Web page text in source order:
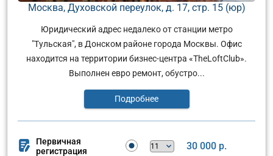
Москва, Духовской переулок, д. 17, стр. 15 (юр)
Юридический адрес недалеко от станции метро
"Тульская", в Донском районе города Москвы. Офис
находится на территории бизнес-центра «TheLoftClub».
Выполнен евро ремонт, обустро...
Подробнее
Первичная
регистрация
30 000 р.